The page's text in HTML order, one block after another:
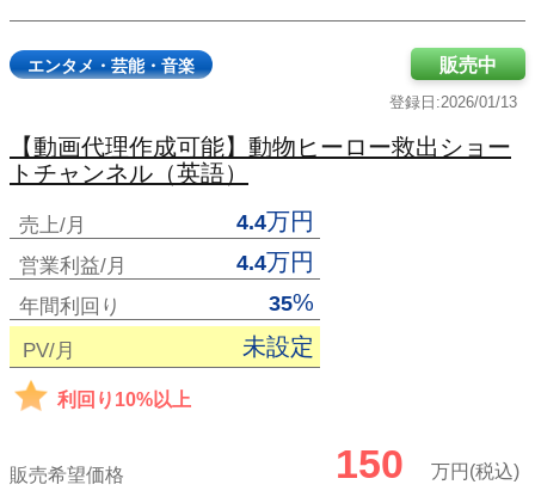
エンタメ・芸能・音楽
登録日:2026/01/13
販売中
【動画代理作成可能】動物ヒーロー救出ショー
トチャンネル（英語）
売上/月 4.4万円
営業利益/月 4.4万円
年間利回り 35%
PV/月 未設定
利回り10%以上
販売希望価格 150 万円(税込)